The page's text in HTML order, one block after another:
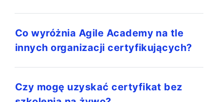
Co wyróżnia Agile Academy na tle
innych organizacji certyfikujących?
Czy mogę uzyskać certyfikat bez